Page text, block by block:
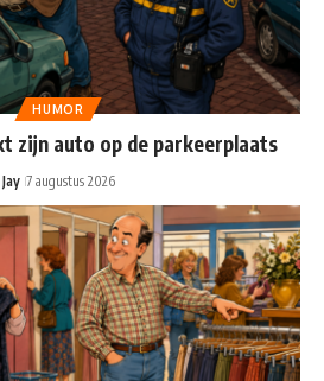
HUMOR
zijn auto op de parkeerplaats
Jay 7 augustus 2026